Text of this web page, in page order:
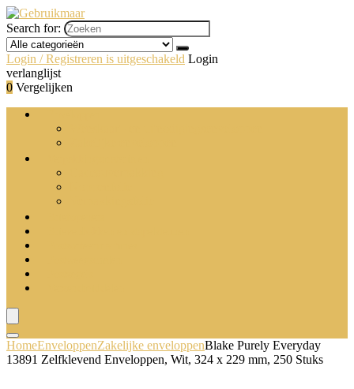
Search for:
Login / Registreren is uitgeschakeld Login
verlanglijst
0 Vergelijken
HomeEnveloppenZakelijke enveloppenBlake Purely Everyday
13891 Zelfklevend Enveloppen, Wit, 324 x 229 mm, 250 Stuks